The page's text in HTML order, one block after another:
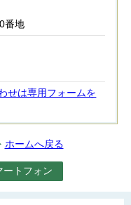
番地
せは専用フォームを
ホームへ戻る
ートフォン